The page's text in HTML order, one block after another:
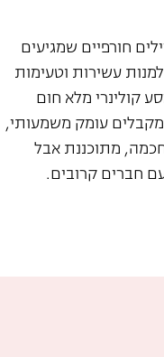
חורפיים שמגיעים
עשירות וטעימות
קולינרי מלא חום
עומק משמעותי,
מתוכננת אבל
חברים קרובים.